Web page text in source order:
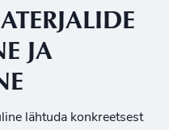
JA
lähtuda konkreetsest